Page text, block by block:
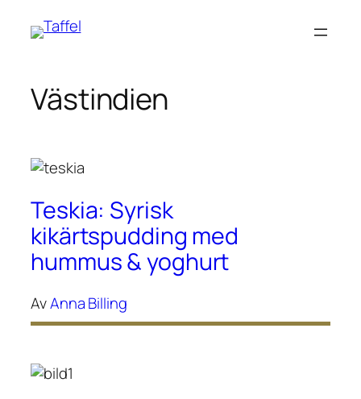
Hoppa
Västindien
Teskia: Syrisk
kikärtspudding med
hummus & yoghurt
AvAnna Billing